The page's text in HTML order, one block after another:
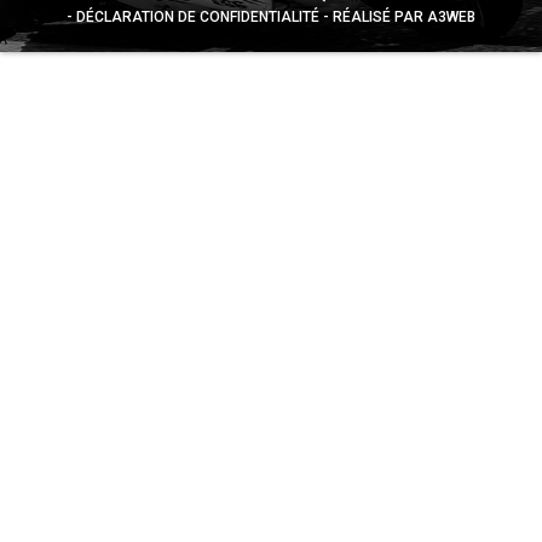
DÉCLARATION DE CONFIDENTIALITÉ
RÉALISÉ PAR A3WEB